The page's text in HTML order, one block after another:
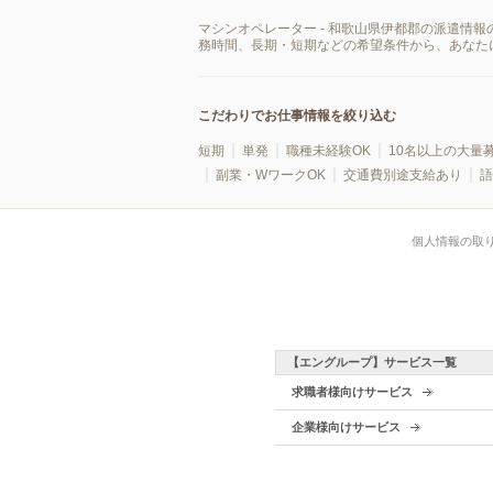
マシンオペレーター - 和歌山県伊都郡の派遣情
務時間、長期・短期などの希望条件から、あな
こだわりでお仕事情報を絞り込む
短期 単発 職種未経験OK 10名以上の大量
副業・WワークOK
交通費別途支給あり
個人情報の取
【エングループ】サービス一覧
求職者様向けサービス
企業様向けサービス